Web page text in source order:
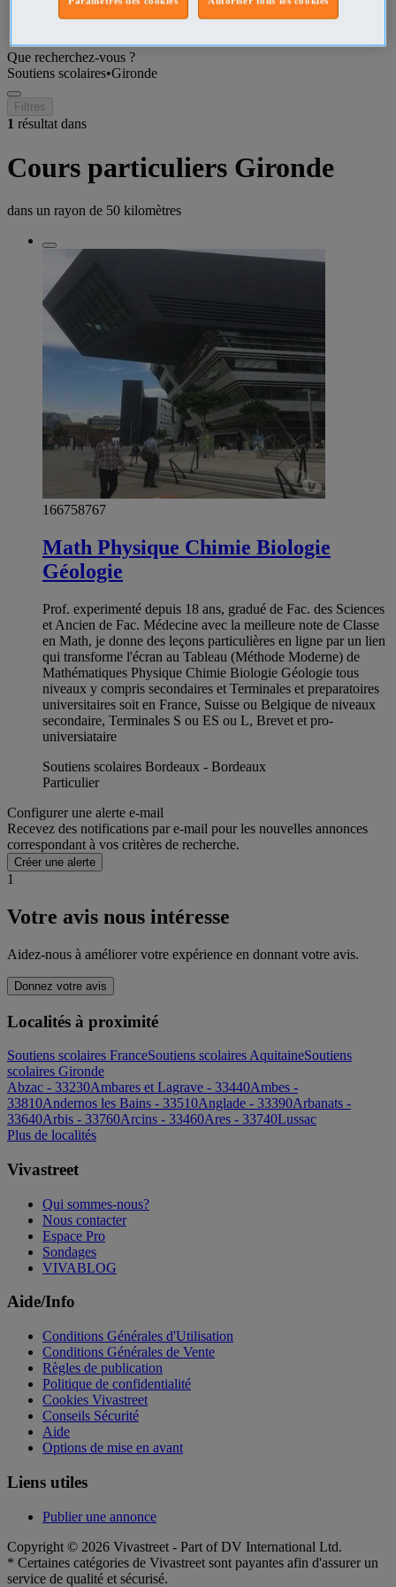
Que recherchez-vous ?
Soutiens scolaires•Gironde
Filtres
1 résultat dans
Cours particuliers Gironde
dans un rayon de 50 kilomètres
166758767
Math Physique Chimie Biologie
Géologie
Prof. experimenté depuis 18 ans, gradué de Fac. des Sciences
et Ancien de Fac. Médecine avec la meilleure note de Classe
en Math, je donne des leçons particulières en ligne par un lien
qui transforme l'écran au Tableau (Méthode Moderne) de
Mathématiques Physique Chimie Biologie Géologie tous
niveaux y compris secondaires et Terminales et preparatoires
universitaires soit en France, Suisse ou Belgique de niveaux
secondaire, Terminales S ou ES ou L, Brevet et pro-
universiataire
Soutiens scolaires Bordeaux - Bordeaux
Particulier
Configurer une alerte e-mail
Recevez des notifications par e-mail pour les nouvelles annonces
correspondant à vos critères de recherche.
Créer une alerte
1
Votre avis nous intéresse
Aidez-nous à améliorer votre expérience en donnant votre avis.
Donnez votre avis
Localités à proximité
Soutiens scolaires FranceSoutiens scolaires AquitaineSoutiens
scolaires Gironde
Abzac - 33230Ambares et Lagrave - 33440Ambes -
33810Andernos les Bains - 33510Anglade - 33390Arbanats -
33640Arbis - 33760Arcins - 33460Ares - 33740Lussac
Plus de localités
Vivastreet
Qui sommes-nous?
Nous contacter
Espace Pro
Sondages
VIVABLOG
Aide/Info
Conditions Générales d'Utilisation
Conditions Générales de Vente
Règles de publication
Politique de confidentialité
Cookies Vivastreet
Conseils Sécurité
Aide
Options de mise en avant
Liens utiles
Publier une annonce
Copyright © 2026 Vivastreet - Part of DV International Ltd.
* Certaines catégories de Vivastreet sont payantes afin d'assurer un
service de qualité et sécurisé.